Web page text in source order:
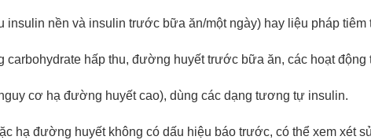
nền và insulin trước bữa ăn/một ngày) hay liệu pháp
hấp thu, đường huyết trước bữa ăn, các hoạt động
cơ hạ đường huyết cao), dùng các dạng tương tự insulin.
hạ đường huyết không có dấu hiệu báo trước, có thể xem xét